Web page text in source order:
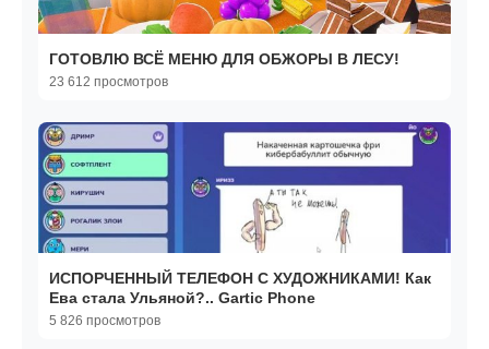
ГОТОВЛЮ ВСЁ МЕНЮ ДЛЯ ОБЖОРЫ В ЛЕСУ!
23 612 просмотров
ИСПОРЧЕННЫЙ ТЕЛЕФОН С ХУДОЖНИКАМИ! Как
Ева стала Ульяной?.. Gartic Phone
5 826 просмотров